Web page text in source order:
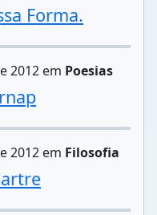
Forma.
2012 em Poesias
2012 em Filosofia